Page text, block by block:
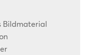
Bildmaterial